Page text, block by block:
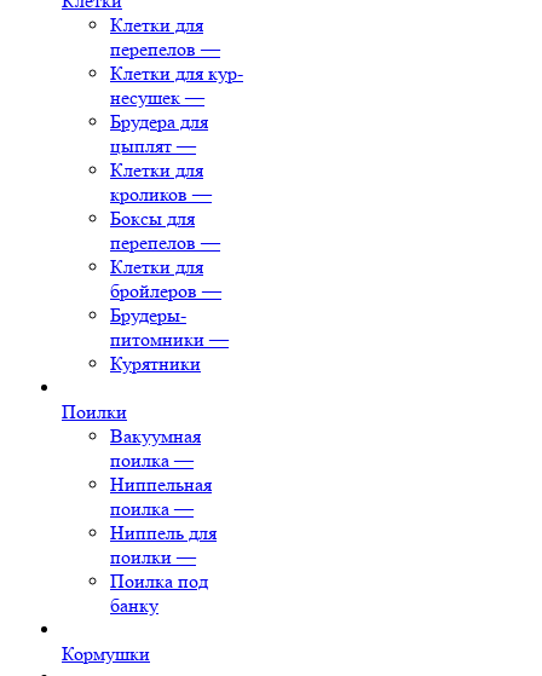
Клетки для
перепелов —
Клетки для кур-
несушек —
Брудера для
цыплят —
Клетки для
кроликов —
Боксы для
перепелов —
Клетки для
бройлеров —
Брудеры-
питомники —
Курятники
Поилки
Вакуумная
поилка —
Ниппельная
поилка —
Ниппель для
поилки —
Поилка под
банку
Кормушки